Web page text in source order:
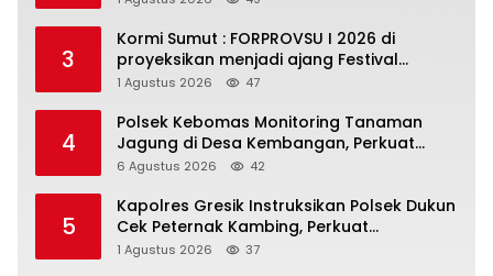
3
Kormi Sumut : FORPROVSU I 2026 di
proyeksikan menjadi ajang Festival
Olahraga Masyarakat dengan Pegiat
1 Agustus 2026 47
4
Polsek Kebomas Monitoring Tanaman
Jagung di Desa Kembangan, Perkuat
Dukungan Ketahanan Pangan Nasional
6 Agustus 2026 42
5
Kapolres Gresik Instruksikan Polsek Dukun
Cek Peternak Kambing, Perkuat
Ketahanan Pangan Nasional
1 Agustus 2026 37